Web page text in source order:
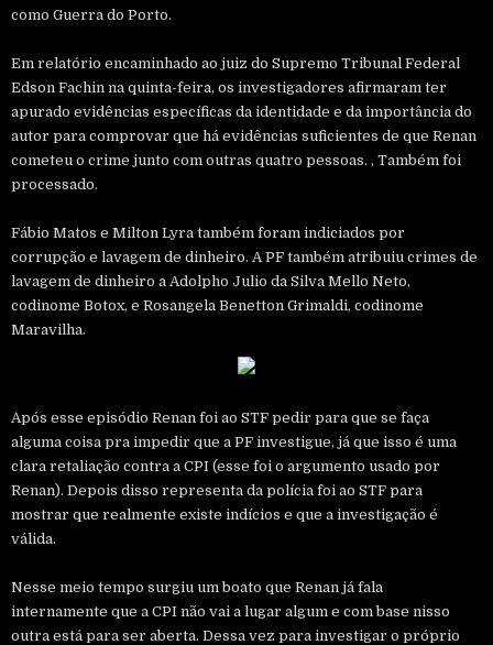
como Guerra do Porto.
Em relatório encaminhado ao juiz do Supremo Tribunal Federal
Edson Fachin na quinta-feira, os investigadores afirmaram ter
apurado evidências específicas da identidade e da importância do
autor para comprovar que há evidências suficientes de que Renan
cometeu o crime junto com outras quatro pessoas. , Também foi
processado.
Fábio Matos e Milton Lyra também foram indiciados por
corrupção e lavagem de dinheiro. A PF também atribuiu crimes de
lavagem de dinheiro a Adolpho Julio da Silva Mello Neto,
codinome Botox, e Rosangela Benetton Grimaldi, codinome
Maravilha.
Após esse episódio Renan foi ao STF pedir para que se faça
alguma coisa pra impedir que a PF investigue, já que isso é uma
clara retaliação contra a CPI (esse foi o argumento usado por
Renan). Depois disso representa da polícia foi ao STF para
mostrar que realmente existe indícios e que a investigação é
válida.
Nesse meio tempo surgiu um boato que Renan já fala
internamente que a CPI não vai a lugar algum e com base nisso
outra está para ser aberta. Dessa vez para investigar o próprio